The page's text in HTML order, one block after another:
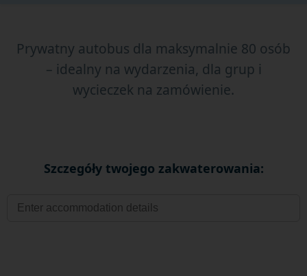
Prywatny autobus dla maksymalnie 80 osób
– idealny na wydarzenia, dla grup i
wycieczek na zamówienie.
Szczegóły twojego zakwaterowania: